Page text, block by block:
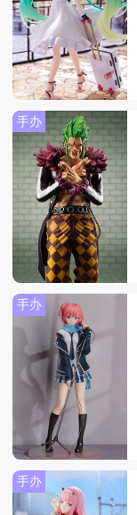
手办
手办
手办